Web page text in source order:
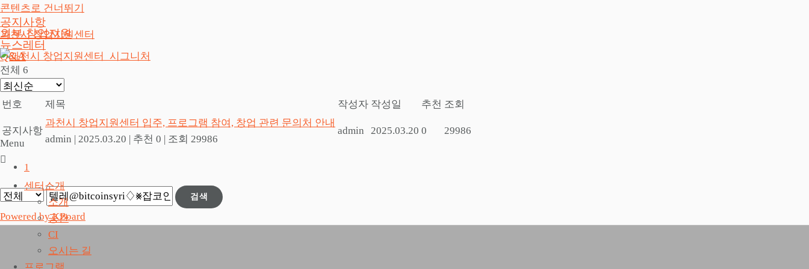
콘텐츠로 건너뛰기
과천시 창업지원센터
Menu
센터소개
소개
공간
CI
오시는 길
프로그램
공지사항
외부 창업지원
뉴스레터
Q&A
전체 6
번호 제목 작성자 작성일 추천 조회
공지사항
과천시 창업지원센터 입주, 프로그램 참여, 창업 관련 문의처 안내
admin | 2025.03.20 | 추천 0 | 조회 29986
admin 2025.03.20 0 29986
1
검색
Powered by KBoard